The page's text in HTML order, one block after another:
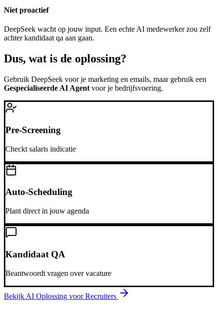
Niet proactief
DeepSeek wacht op jouw input. Een echte AI medewerker zou zelf
achterkandidaat qa aan gaan.
Dus, wat is de oplossing?
Gebruik DeepSeek voor je marketing en emails, maar gebruik een
Gespecialiseerde AI Agent voor je bedrijfsvoering.
Pre-Screening
Checkt salaris indicatie
Auto-Scheduling
Plant direct in jouw agenda
Kandidaat QA
Beantwoordt vragen over vacature
Bekijk AI Oplossing voorRecruiters